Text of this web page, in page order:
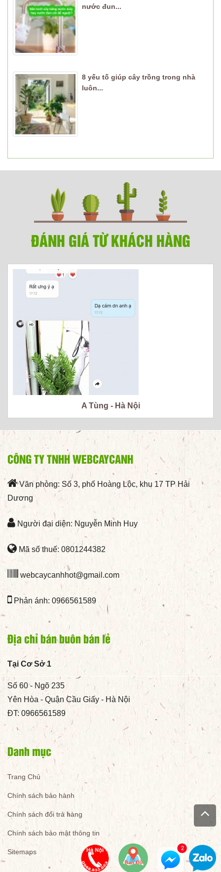
nước đun...
8 yếu tố giúp cây trồng trong nhà
luôn...
ĐÁNH GIÁ TỪ KHÁCH HÀNG
A Tùng - Hà Nội
CÔNG TY TNHH WEBCAYCANH
Văn phòng: Số 3, phố Hoàng Lộc, khu 17 TP Hải
Dương
Người đại diện: Nguyễn Minh Huy
Mã số thuế: 0801244382
webcaycanhhot@gmail.com
Phản ánh: 0966561589
Địa chỉ bán buôn bán lẻ
Tại Cơ Sở 1
Số 60 - Ngõ 235
Yên Hòa - Quận Cầu Giấy - Hà Nội
ĐT: 0966561589
Danh mục
Trang Chủ
Chính sách bảo hành
Chính sách đổi trả hàng
Chính sách bảo mật thông tin
Sitemaps